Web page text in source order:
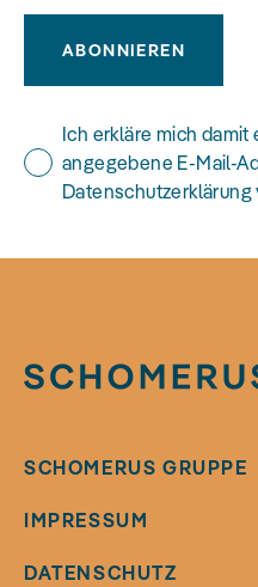
ABONNIEREN
Ich erkläre mich
angegebene E-Mail-
SCHOMERUS GRUPPE
IMPRESSUM
DATENSCHUTZ